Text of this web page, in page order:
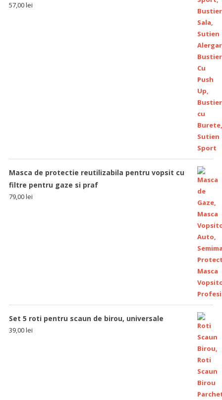
57,00lei
Masca de protectie reutilizabila pentru vopsit cu
filtre pentru gaze si praf
79,00lei
Set 5 roti pentru scaun de birou, universale
39,00lei